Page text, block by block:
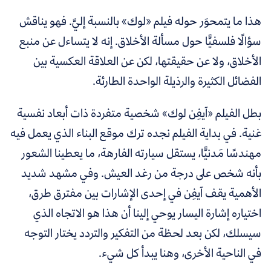
هذا ما يتمحوَر حوله فيلم «لوك» بالنسبة إليَّ. فهو يناقش
سؤالًا فلسفيًّا حول مسألة الأخلاق. إنه لا يتساءل عن منبع
الأخلاق، ولا عن حقيقتها، لكن عن العلاقة العكسية بين
الفضائل الكثيرة والرذيلة الواحدة الطارئة.
بطل الفيلم «آيفِن لوك» شخصية متفردة ذات أبعاد نفسية
غنية. في بداية الفيلم نجده ترك موقع البناء الذي يعمل فيه
مهندسًا مَدنيًّا، يستقل سيارته الفارهة، ما يعطينا الشعور
بأنه شخص على درجة من رغد العيش. وفي مشهد شديد
الأهمية يقف آيفِن في إحدى الإشارات بين مفترق طرق،
اختياره إشارة اليسار يوحي إلينا أن هذا هو الاتجاه الذي
سيسلك، لكن بعد لحظة من التفكير والتردد يختار التوجه
في الناحية الأخرى، وهنا يبدأ كل شيء.